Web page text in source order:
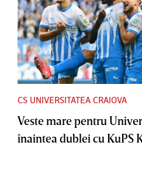
CS UNIVERSITATEA CRAIOVA
Veste mare pentru
înaintea dublei cu KuPS